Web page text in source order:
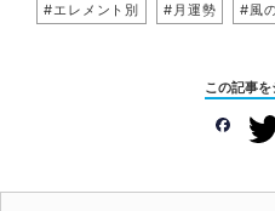
#エレメント別 #月運勢 #風
この記事